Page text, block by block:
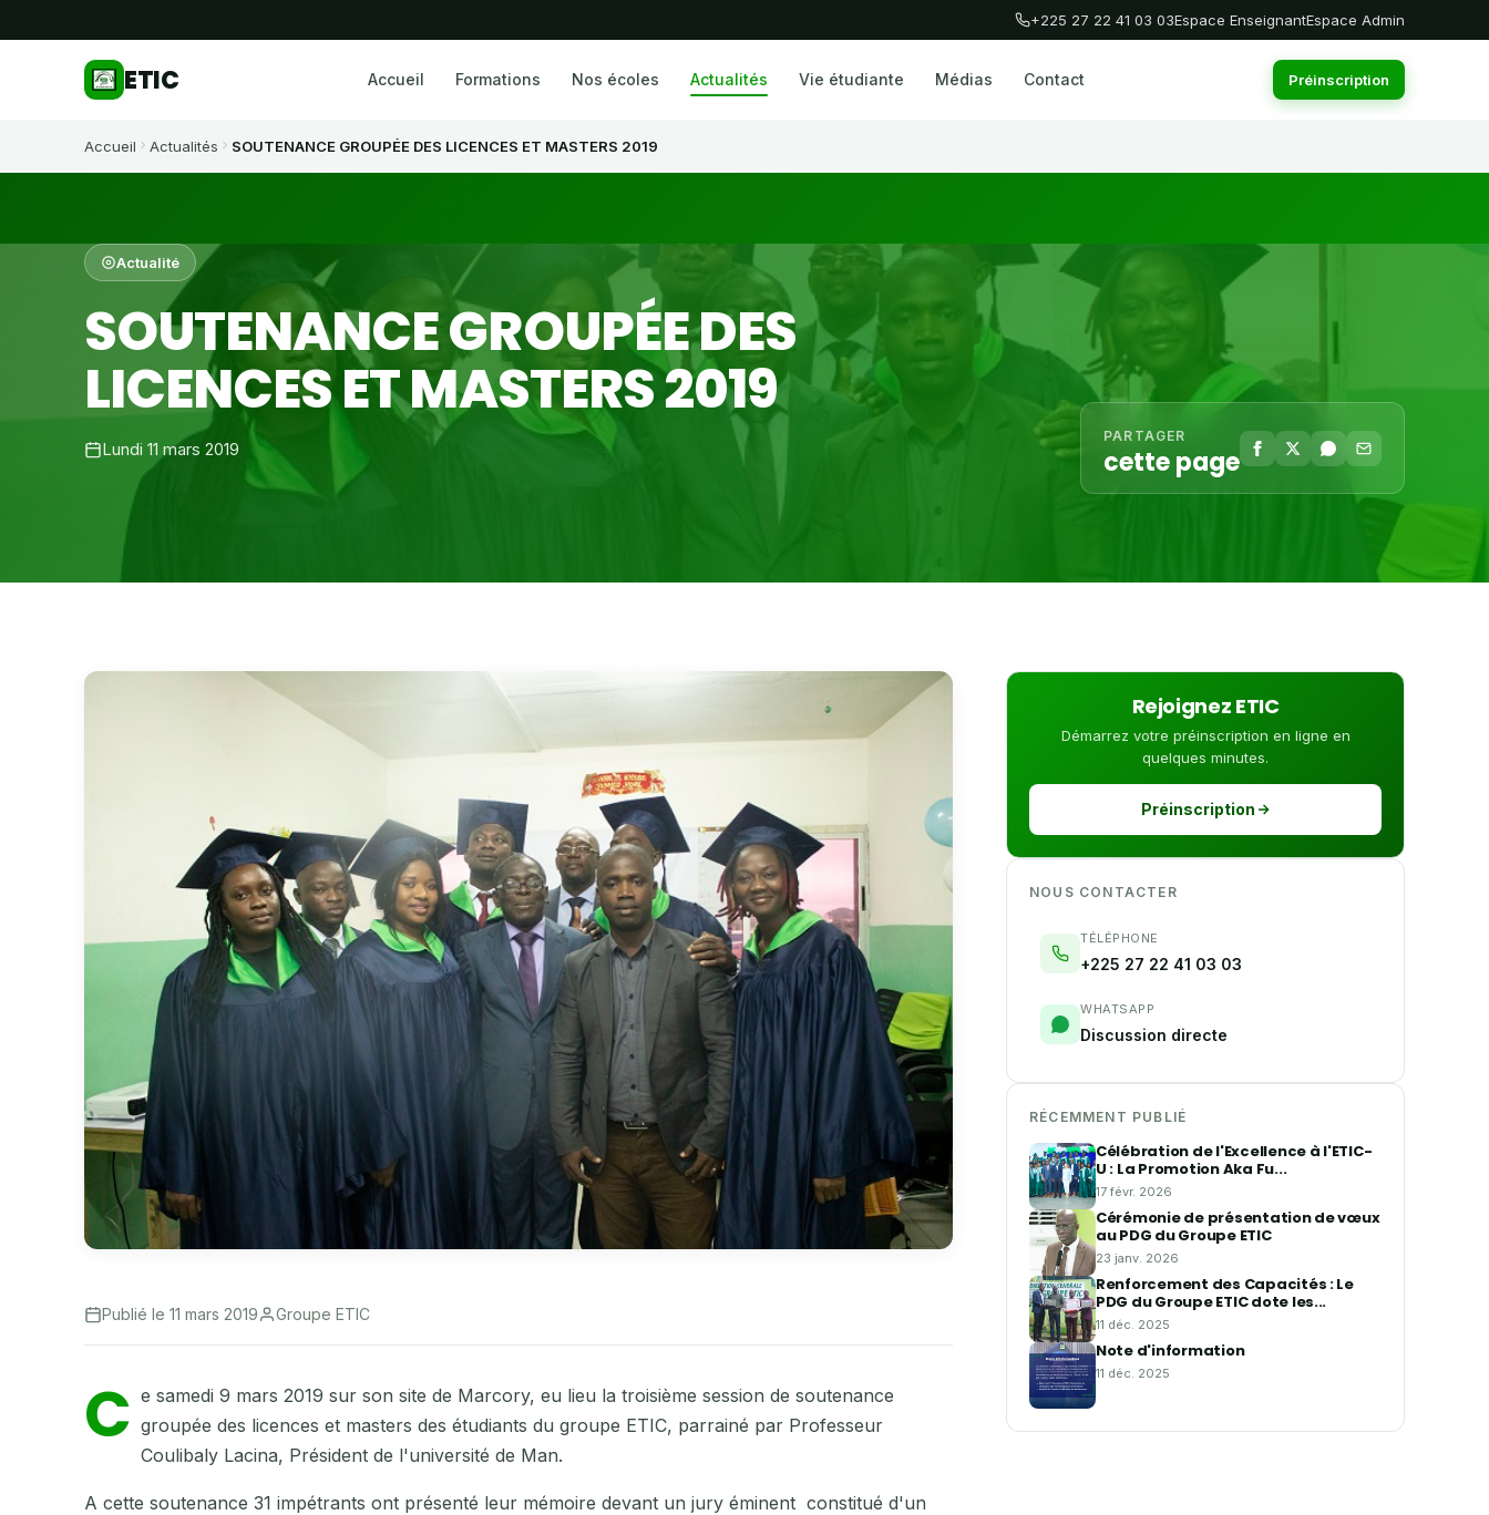
+225 27 22 41 03 03Espace EnseignantEspace Admin
ETIC Accueil Formations Nos écoles Actualités Vie étudiante Médias Contact Préinscription
Accueil Actualités SOUTENANCE GROUPÉE DES LICENCES ET MASTERS 2019
Actualité
SOUTENANCE GROUPÉE DES
LICENCES ET MASTERS 2019
Lundi 11 mars 2019
PARTAGER
cette page
Publié le 11 mars 2019 Groupe ETIC
C e samedi 9 mars 2019 sur son site de Marcory, eu lieu la troisième session de soutenance
groupée des licences et masters des étudiants du groupe ETIC, parrainé par Professeur
Coulibaly Lacina, Président de l'université de Man.
A cette soutenance 31 impétrants ont présenté leur mémoire devant un jury éminent constitué d'un
Rejoignez ETIC
Démarrez votre préinscription en ligne en
quelques minutes.
Préinscription
NOUS CONTACTER
TÉLÉPHONE
+225 27 22 41 03 03
WHATSAPP
Discussion directe
RÉCEMMENT PUBLIÉ
Célébration de l'Excellence à l'ETIC-
U : La Promotion Aka Fu...
17 févr. 2026
Cérémonie de présentation de vœux
au PDG du Groupe ETIC
23 janv. 2026
Renforcement des Capacités : Le
PDG du Groupe ETIC dote les...
11 déc. 2025
Note d'information
11 déc. 2025